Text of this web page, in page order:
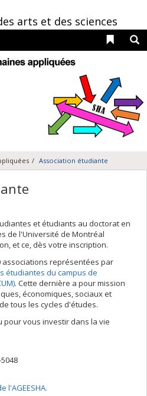
arts et des sciences
Liens
Association étudiante
et étudiants au doctorat en
de l'Université de Montréal
et ce, dès votre inscription.
associations représentées par
étudiantes du campus de
. Cette dernière a pour mission
économiques, sociaux et
tous les cycles d'études.
pour vous investir dans la vie
l'AGEESHA.